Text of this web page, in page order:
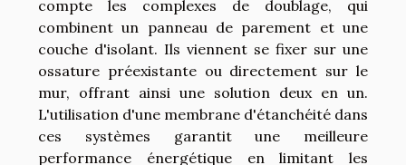
compte les complexes de doublage, qui
combinent un panneau de parement et une
couche d'isolant. Ils viennent se fixer sur une
ossature préexistante ou directement sur le
mur, offrant ainsi une solution deux en un.
L'utilisation d'une membrane d'étanchéité dans
ces systèmes garantit une meilleure
performance énergétique en limitant les